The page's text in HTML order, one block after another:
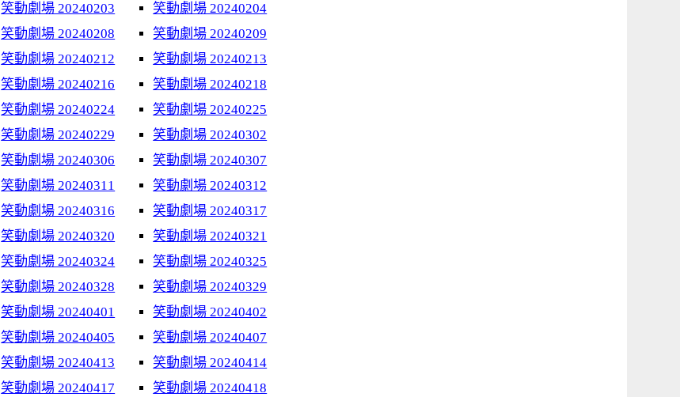
笑動劇場 20240203
笑動劇場 20240204
笑動劇場 20240208
笑動劇場 20240209
笑動劇場 20240212
笑動劇場 20240213
笑動劇場 20240216
笑動劇場 20240218
笑動劇場 20240224
笑動劇場 20240225
笑動劇場 20240229
笑動劇場 20240302
笑動劇場 20240306
笑動劇場 20240307
笑動劇場 20240311
笑動劇場 20240312
笑動劇場 20240316
笑動劇場 20240317
笑動劇場 20240320
笑動劇場 20240321
笑動劇場 20240324
笑動劇場 20240325
笑動劇場 20240328
笑動劇場 20240329
笑動劇場 20240401
笑動劇場 20240402
笑動劇場 20240405
笑動劇場 20240407
笑動劇場 20240413
笑動劇場 20240414
笑動劇場 20240417
笑動劇場 20240418